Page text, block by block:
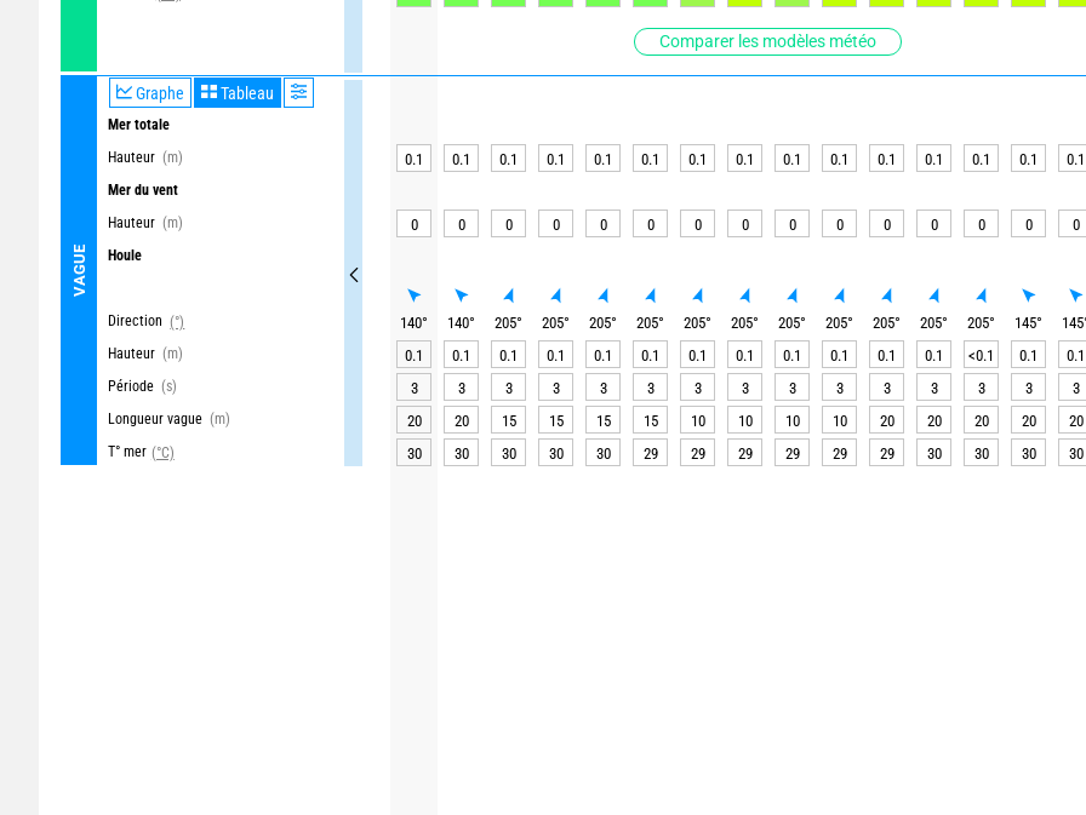
Comparer les modèles météo
VAGUE
Graphe Tableau
Mer totale
Hauteur (m)
Mer du vent
Hauteur (m)
Houle
Direction (°)
Hauteur (m)
Période (s)
Longueur vague (m)
T° mer (°C)
0.1 0.1 0.1 0.1 0.1 0.1 0.1 0.1 0.1 0.1 0.1 0.1 0.1 0.1 0.1
0 0 0 0 0 0 0 0 0 0 0 0 0 0 0
140° 140° 205° 205° 205° 205° 205° 205° 205° 205° 205° 205° 205° 145° 145
0.1
0.1 0.1 0.1 0.1 0.1 0.1 0.1 0.1 0.1 0.1 0.1 <0.1 0.1 0.1
3
3 3 3 3 3 3 3 3 3 3 3 3 3 3
20
20 15 15 15 15 10 10 10 10 20 20 20 20 20
30
30 30 30 30 29 29 29 29 29 29 30 30 30 30